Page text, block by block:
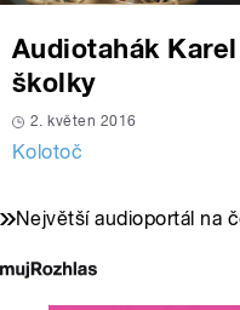
Audiotahák
školky
2. květen 2016
Kolotoč
Největší audioportál na